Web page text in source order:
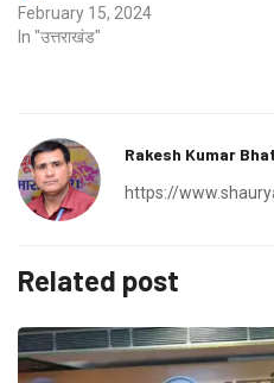
February 15, 2024
In "उत्तराखंड"
Rakesh Kumar
https://
Related post